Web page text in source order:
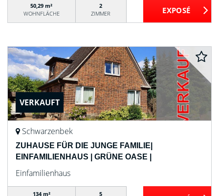
50,29 m²
WOHNFLÄCHE
2
ZIMMER
VERKAUFT
Schwarzenbek
ZUHAUSE FÜR DIE JUNGE FAMILIE|
EINFAMILIENHAUS | GRÜNE OASE |
Einfamilienhaus
134 m² 5